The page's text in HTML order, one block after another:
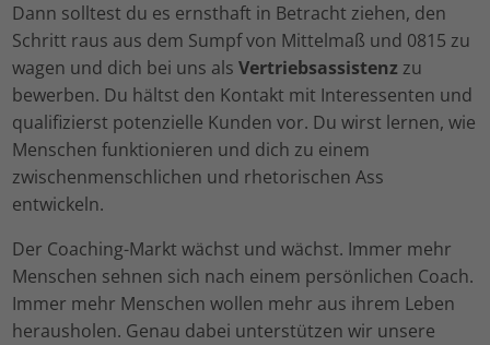
Dann solltest du es ernsthaft in Betracht ziehen, den
Schritt raus aus dem Sumpf von Mittelmaß und 0815 zu
wagen und dich bei uns als Vertriebsassistenzzu
bewerben. Du hältst den Kontakt mit Interessenten und
qualifizierst potenzielle Kunden vor. Du wirst lernen, wie
Menschen funktionieren und dich zu einem
zwischenmenschlichen und rhetorischen Ass
entwickeln.
Der Coaching-Markt wächst und wächst. Immer mehr
Menschen sehnen sich nach einem persönlichen Coach.
Immer mehr Menschen wollen mehr aus ihrem Leben
herausholen. Genau dabei unterstützen wir unsere